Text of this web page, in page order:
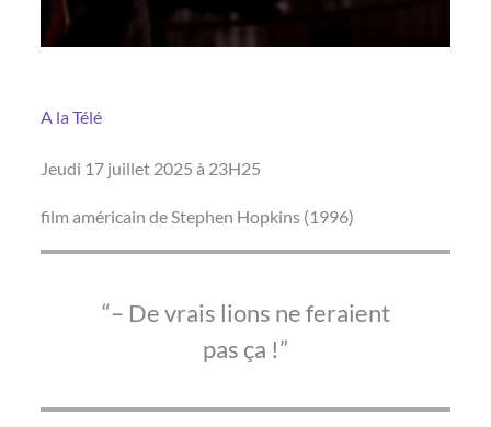
A la Télé
Jeudi 17 juillet 2025 à 23H25
film américain de Stephen Hopkins (1996)
– De vrais lions ne feraient
pas ça !